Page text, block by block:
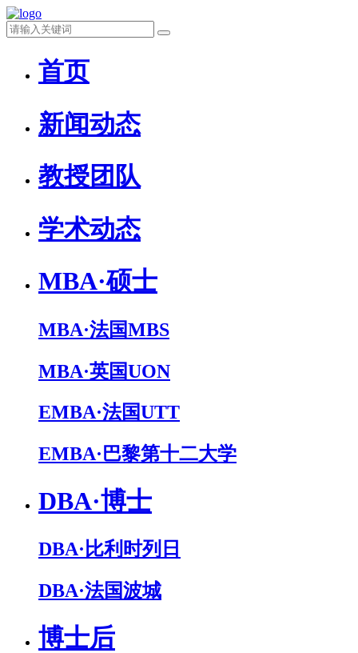
首页
新闻动态
教授团队
学术动态
MBA·硕士
MBA·法国MBS
MBA·英国UON
EMBA·法国UTT
EMBA·巴黎第十二大学
DBA·博士
DBA·比利时列日
DBA·法国波城
博士后